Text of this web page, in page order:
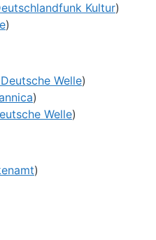
Kultur)
)
Welle)
)
Welle)
)